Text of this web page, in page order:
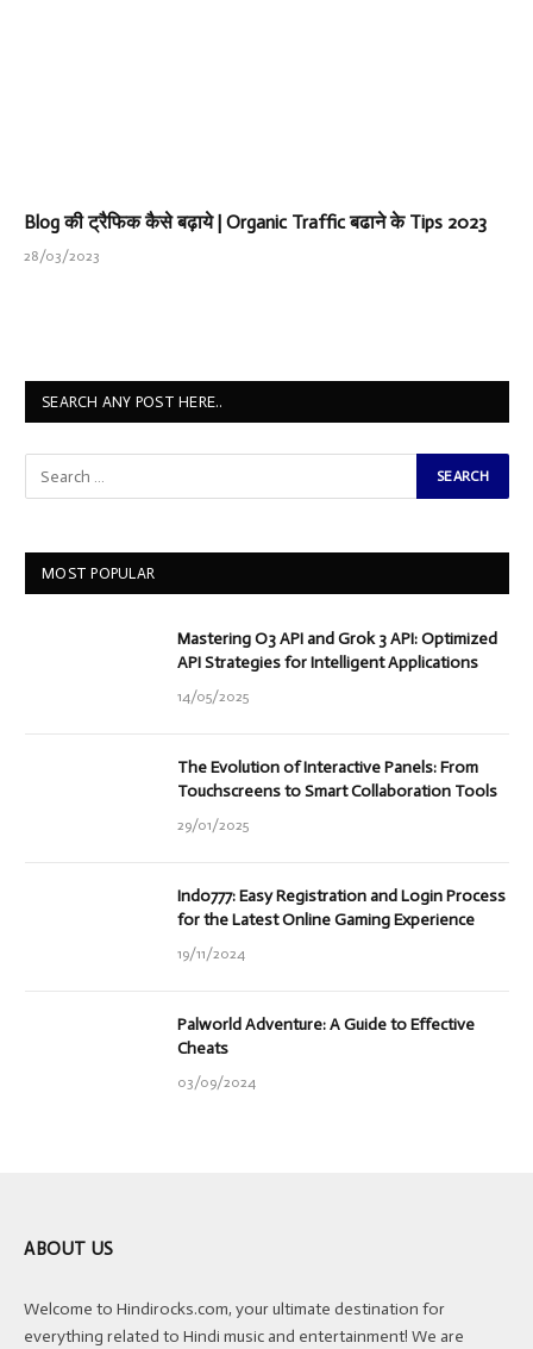
Blog की ट्रैफिक कैसे बढ़ाये | Organic Traffic बढाने के Tips 2023
28/03/2023
SEARCH ANY POST HERE..
MOST POPULAR
Mastering O3 API and Grok 3 API: Optimized
API Strategies for Intelligent Applications
14/05/2025
The Evolution of Interactive Panels: From
Touchscreens to Smart Collaboration Tools
29/01/2025
Indo777: Easy Registration and Login Process
for the Latest Online Gaming Experience
19/11/2024
Palworld Adventure: A Guide to Effective
Cheats
03/09/2024
ABOUT US
Welcome to Hindirocks.com, your ultimate destination for
everything related to Hindi music and entertainment! We are